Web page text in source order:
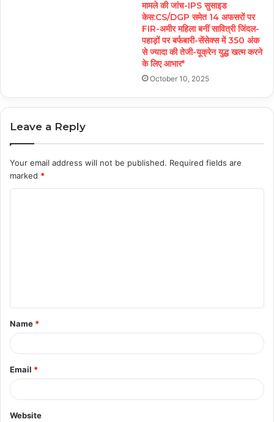
मामले की जांच-IPS सुसाइड
केस:CS/DGP समेत 14 अफसरों पर
FIR-अमीर महिला बनीं सावित्री जिंदल-
पहाड़ों पर बर्फबारी-सेंसेक्स में 350 अंक
से ज्यादा की तेजी-यूक्रेन युद्ध खत्म करने
के लिए आभार*
October 10, 2025
Leave a Reply
Your email address will not be published. Required fields are
marked *
t
*
Name *
Email *
Website